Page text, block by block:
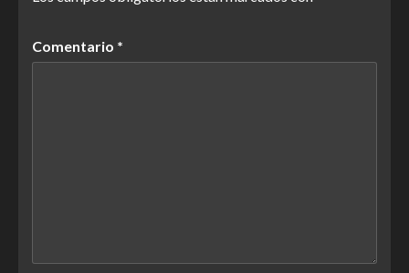
Comentario *